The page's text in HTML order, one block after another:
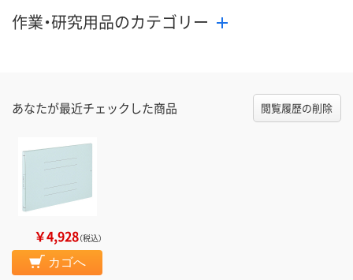
作業・研究用品のカテゴリー
あなたが最近チェックした商品 閲覧履歴の削除
￥4,928（税込）
カゴへ